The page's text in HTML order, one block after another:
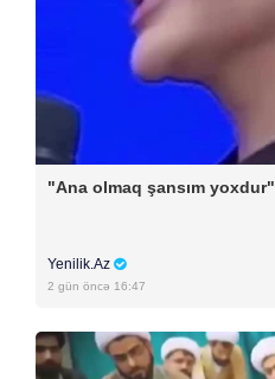
"Ana olmaq şansım yoxdur"
Yenilik.Az
2 gün öncə 16:47